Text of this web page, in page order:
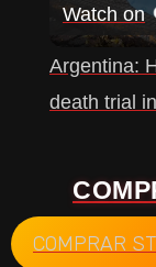
Watch on
Argentina:
death trial
COMPRAR